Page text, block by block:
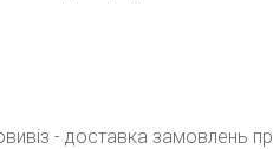
- доставка замовлень